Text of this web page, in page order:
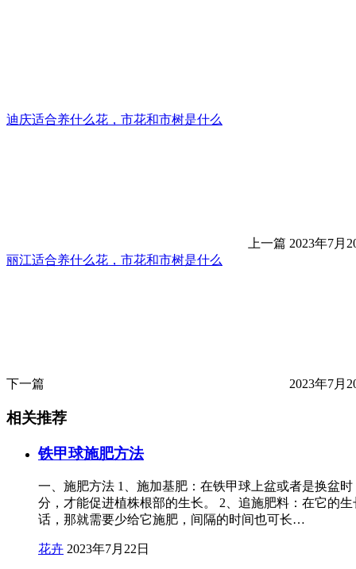
迪庆适合养什么花，市花和市树是什么
上一篇 2023年7月
丽江适合养什么花，市花和市树是什么
下一篇 2023年7月
相关推荐
铁甲球施肥方法
一、施肥方法 1、施加基肥：在铁甲球上盆或者是换盆
分，才能促进植株根部的生长。 2、追施肥料：在它的
话，那就需要少给它施肥，间隔的时间也可长…
花卉 2023年7月22日